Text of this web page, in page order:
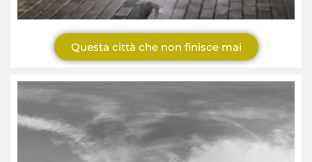
Questa città che non finisce mai